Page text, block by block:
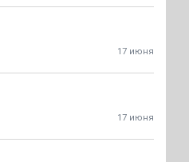
17 июня
17 июня